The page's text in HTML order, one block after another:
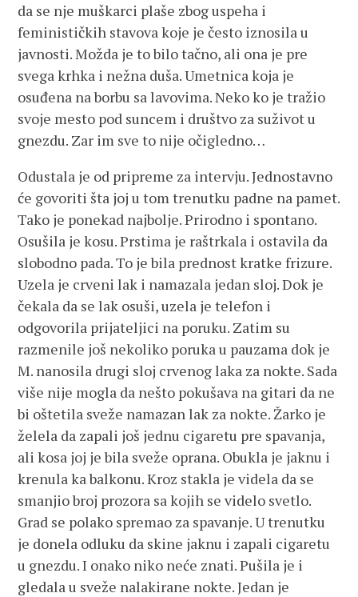
da se nje muškarci plaše zbog uspeha i
feminističkih stavova koje je često iznosila u
javnosti. Možda je to bilo tačno, ali ona je pre
svega krhka i nežna duša. Umetnica koja je
osuđena na borbu sa lavovima. Neko ko je tražio
svoje mesto pod suncem i društvo za suživot u
gnezdu. Zar im sve to nije očigledno…
Odustala je od pripreme za intervju. Jednostavno
će govoriti šta joj u tom trenutku padne na pamet.
Tako je ponekad najbolje. Prirodno i spontano.
Osušila je kosu. Prstima je raštrkala i ostavila da
slobodno pada. To je bila prednost kratke frizure.
Uzela je crveni lak i namazala jedan sloj. Dok je
čekala da se lak osuši, uzela je telefon i
odgovorila prijateljici na poruku. Zatim su
razmenile još nekoliko poruka u pauzama dok je
M. nanosila drugi sloj crvenog laka za nokte. Sada
više nije mogla da nešto pokušava na gitari da ne
bi oštetila sveže namazan lak za nokte. Žarko je
želela da zapali još jednu cigaretu pre spavanja,
ali kosa joj je bila sveže oprana. Obukla je jaknu i
krenula ka balkonu. Kroz stakla je videla da se
smanjio broj prozora sa kojih se videlo svetlo.
Grad se polako spremao za spavanje. U trenutku
je donela odluku da skine jaknu i zapali cigaretu
u gnezdu. I onako niko neće znati. Pušila je i
gledala u sveže nalakirane nokte. Jedan je